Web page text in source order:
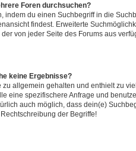
Foren durchsuchen?
indem du einen Suchbegriff in die
findest. Erweiterte
der von jeder Seite des Forums aus
keine Ergebnisse?
allgemein gehalten und enthielt zu
eine spezifischere Anfrage und
auch möglich, dass dein(e)
der Begriffe!